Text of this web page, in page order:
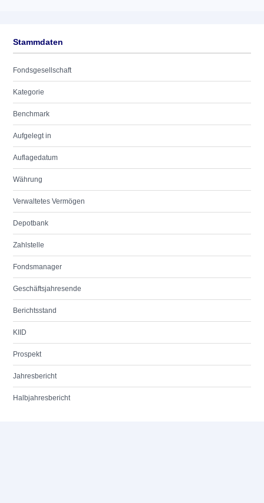
Stammdaten
Fondsgesellschaft
Kategorie
Benchmark
Aufgelegt in
Auflagedatum
Währung
Verwaltetes Vermögen
Depotbank
Zahlstelle
Fondsmanager
Geschäftsjahresende
Berichtsstand
KIID
Prospekt
Jahresbericht
Halbjahresbericht